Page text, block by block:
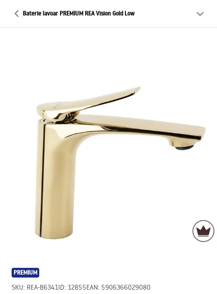
Baterie lavoar PREMIUM REA Vision Gold Low
PREMIUM
SKU: REA-B6341ID: 12855EAN: 5906366029080